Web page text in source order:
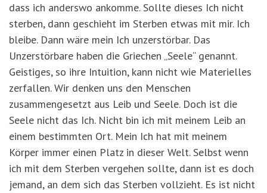
dass ich anderswo ankomme. Sollte dieses Ich nicht
sterben, dann geschieht im Sterben etwas mit mir. Ich
bleibe. Dann wäre mein Ich unzerstörbar. Das
Unzerstörbare haben die Griechen „Seele“ genannt.
Geistiges, so ihre Intuition, kann nicht wie Materielles
zerfallen. Wir denken uns den Menschen
zusammengesetzt aus Leib und Seele. Doch ist die
Seele nicht das Ich. Nicht bin ich mit meinem Leib an
einem bestimmten Ort. Mein Ich hat mit meinem
Körper immer einen Platz in dieser Welt. Selbst wenn
ich mit dem Sterben vergehen sollte, dann ist es doch
jemand, an dem sich das Sterben vollzieht. Es ist nicht